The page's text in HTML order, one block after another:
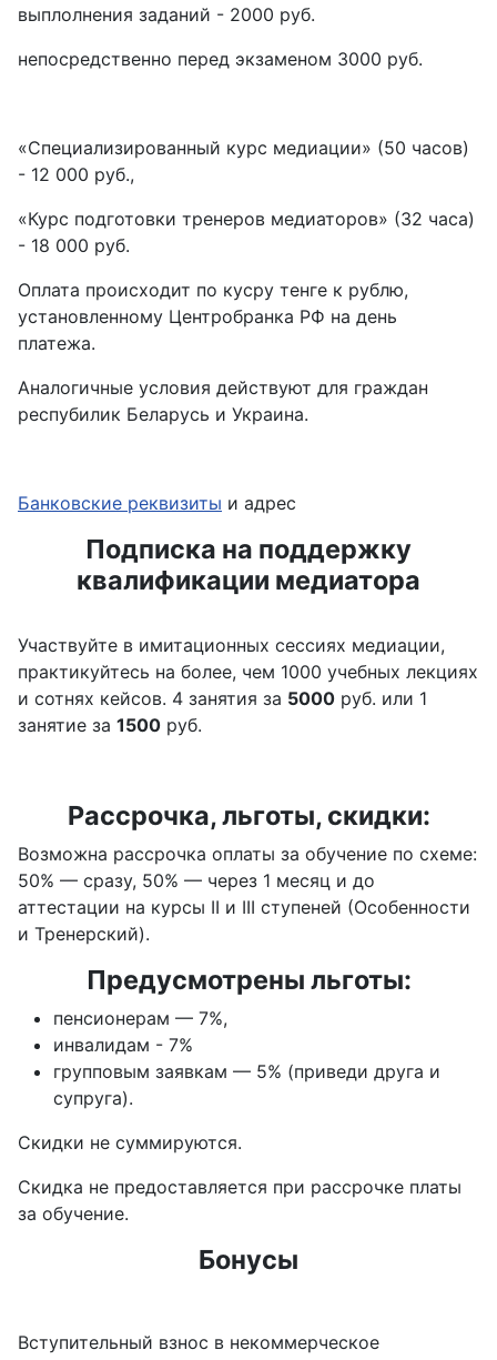
выплолнения заданий - 2000 руб.
непосредственно перед экзаменом 3000 руб.
«Специализированный курс медиации» (50 часов)
- 12 000 руб.,
«Курс подготовки тренеров медиаторов» (32 часа)
- 18 000 руб.
Оплата происходит по кусру тенге к рублю,
установленному Центробранка РФ на день
платежа.
Аналогичные условия действуют для граждан
респубилик Беларусь и Украина.
Банковские реквизиты и адрес
Подписка на поддержку
квалификации медиатора
Участвуйте в имитационных сессиях медиации,
практикуйтесь на более, чем 1000 учебных лекциях
и сотнях кейсов. 4 занятия за 5000 руб. или 1
занятие за 1500 руб.
Рассрочка, льготы, скидки:
Возможна рассрочка оплаты за обучение по схеме:
50% — сразу, 50% — через 1 месяц и до
аттестации на курсы II и III ступеней (Особенности
и Тренерский).
Предусмотрены льготы:
пенсионерам — 7%,
инвалидам - 7%
групповым заявкам — 5% (приведи друга и
супруга).
Скидки не суммируются.
Скидка не предоставляется при рассрочке платы
за обучение.
Бонусы
Вступительный взнос в некоммерческое